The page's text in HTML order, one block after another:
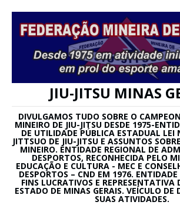
JIU-JITSU MINAS
DIVULGAMOS TUDO SOBRE O
MINEIRO DE JIU-JITSU DESDE 1975-
DE UTILIDADE PÚBLICA ESTADUAL LEI
JITTSUO DE JIU-JITSU E ASSUNTOS
MINEIRO. ENTIDADE REGIONAL DE
DESPORTOS, RECONHECIDA PELO
EDUCAÇÃO E CULTURA - MEC E
DESPORTOS – CND EM 1976. ENTIDADE
FINS LUCRATIVOS E REPRESENTATIVA
ESTADO DE MINAS GERAIS. VEÍCULO DE
SUAS ATIVIDADES.